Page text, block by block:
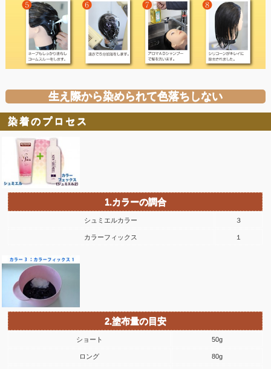
生え際から染められて色落ちしない
染着のプロセス
1.カラーの調合
シュミエルカラー ３
カラーフィックス １
2.塗布量の目安
ショート 50g
ロング 80g